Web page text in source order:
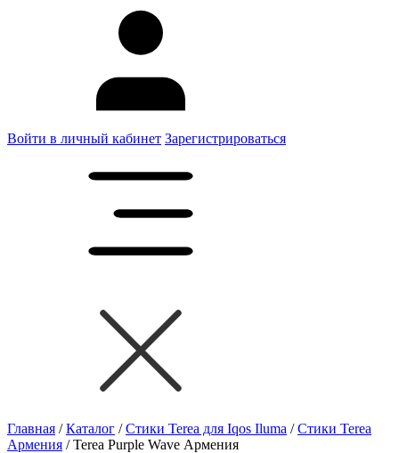
Войти в личный кабинет Зарегистрироваться
Главная /Каталог /Стики Terea для Iqos Iluma /Стики Terea
Армения /Terea Purple Wave Армения